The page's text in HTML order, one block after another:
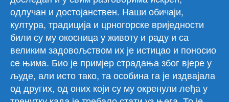
одлучан и достојанствен. Наши обичаји,
култура, традиција и црногорске вриједности
били су му окосница у животу и раду и са
великим задовољством их је истицао и поносио
се њима. Био је примјер страдања због вјере у
људе, али исто тако, та особина га је издвајала
од других, од оних који су му окренули леђа у